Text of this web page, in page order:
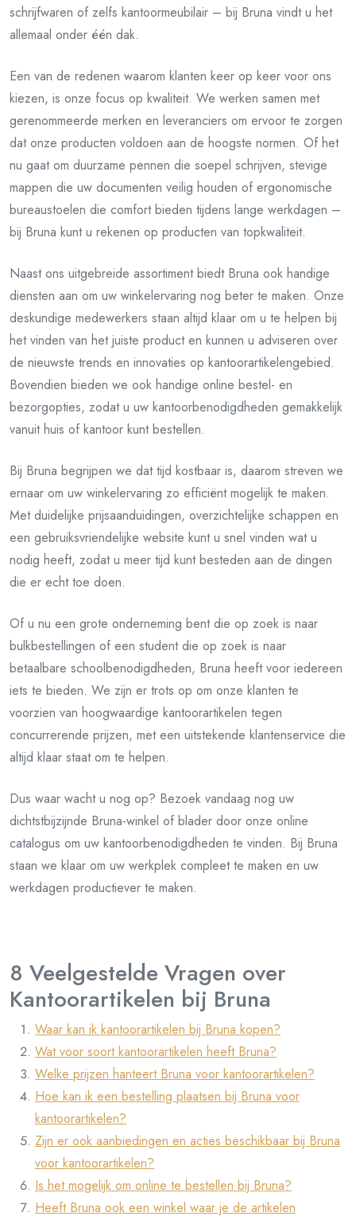
schrijfwaren of zelfs kantoormeubilair – bij Bruna vindt u het
allemaal onder één dak.
Een van de redenen waarom klanten keer op keer voor ons
kiezen, is onze focus op kwaliteit. We werken samen met
gerenommeerde merken en leveranciers om ervoor te zorgen
dat onze producten voldoen aan de hoogste normen. Of het
nu gaat om duurzame pennen die soepel schrijven, stevige
mappen die uw documenten veilig houden of ergonomische
bureaustoelen die comfort bieden tijdens lange werkdagen –
bij Bruna kunt u rekenen op producten van topkwaliteit.
Naast ons uitgebreide assortiment biedt Bruna ook handige
diensten aan om uw winkelervaring nog beter te maken. Onze
deskundige medewerkers staan altijd klaar om u te helpen bij
het vinden van het juiste product en kunnen u adviseren over
de nieuwste trends en innovaties op kantoorartikelengebied.
Bovendien bieden we ook handige online bestel- en
bezorgopties, zodat u uw kantoorbenodigdheden gemakkelijk
vanuit huis of kantoor kunt bestellen.
Bij Bruna begrijpen we dat tijd kostbaar is, daarom streven we
ernaar om uw winkelervaring zo efficiënt mogelijk te maken.
Met duidelijke prijsaanduidingen, overzichtelijke schappen en
een gebruiksvriendelijke website kunt u snel vinden wat u
nodig heeft, zodat u meer tijd kunt besteden aan de dingen
die er echt toe doen.
Of u nu een grote onderneming bent die op zoek is naar
bulkbestellingen of een student die op zoek is naar
betaalbare schoolbenodigdheden, Bruna heeft voor iedereen
iets te bieden. We zijn er trots op om onze klanten te
voorzien van hoogwaardige kantoorartikelen tegen
concurrerende prijzen, met een uitstekende klantenservice die
altijd klaar staat om te helpen.
Dus waar wacht u nog op? Bezoek vandaag nog uw
dichtstbijzijnde Bruna-winkel of blader door onze online
catalogus om uw kantoorbenodigdheden te vinden. Bij Bruna
staan we klaar om uw werkplek compleet te maken en uw
werkdagen productiever te maken.
8 Veelgestelde Vragen over
Kantoorartikelen bij Bruna
Waar kan ik kantoorartikelen bij Bruna kopen?
Wat voor soort kantoorartikelen heeft Bruna?
Welke prijzen hanteert Bruna voor kantoorartikelen?
Hoe kan ik een bestelling plaatsen bij Bruna voor
kantoorartikelen?
Zijn er ook aanbiedingen en acties beschikbaar bij Bruna
voor kantoorartikelen?
Is het mogelijk om online te bestellen bij Bruna?
Heeft Bruna ook een winkel waar je de artikelen